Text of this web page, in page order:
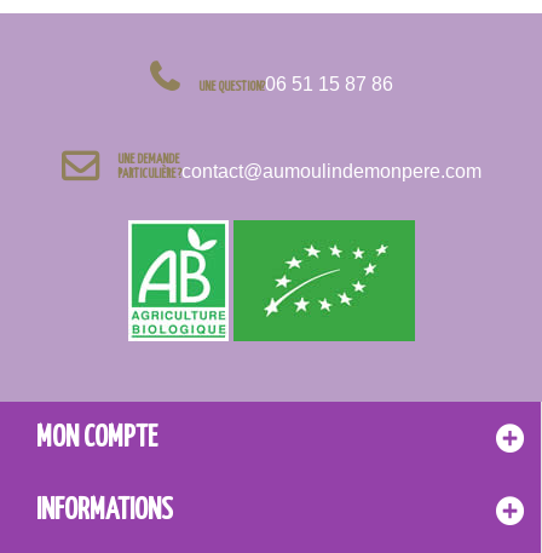
UNE QUESTION?06 51 15 87 86
UNE DEMANDE
PARTICULIÈRE ?contact@aumoulindemonpere.com
MON COMPTE
INFORMATIONS